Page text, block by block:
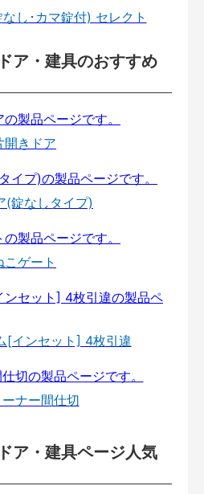
し･カマ錠付) セレクト
ア・建具のおすすめ
開きドア
(錠なしタイプ)
こゲート
[インセット] 4枚引違
ナー間仕切
ア・建具ページ人気